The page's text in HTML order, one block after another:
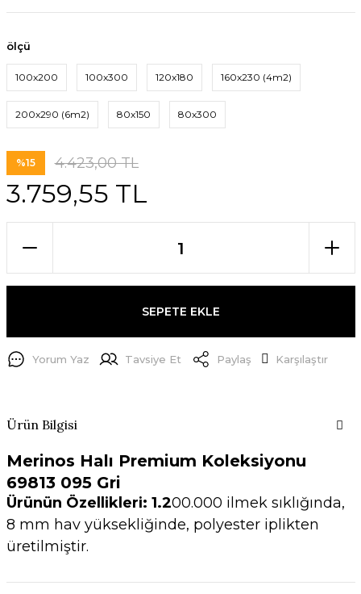
ölçü
100x200 100x300 120x180 160x230 (4m2)
200x290 (6m2) 80x150 80x300
%15 4.423,00 TL
3.759,55 TL
SEPETE EKLE
Yorum Yaz Tavsiye Et Paylaş Karşılaştır
Ürün Bilgisi
Merinos Halı Premium Koleksiyonu
69813 095 Gri
Ürünün Özellikleri: 1.200.000 ilmek sıklığında,
8 mm hav yüksekliğinde, polyester iplikten
üretilmiştir.